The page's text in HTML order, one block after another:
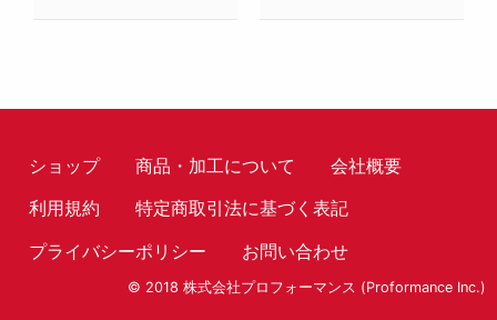
ショップ 商品・加工について
会社概要
利用規約
特定商取引法に基づく表記
プライバシーポリシー
お問い合わせ
© 2018 株式会社プロフォーマンス (Proformance Inc.)